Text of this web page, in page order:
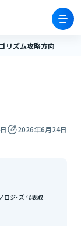
リズム攻略方向
2026年6月24日
ロジ-ズ 代表取